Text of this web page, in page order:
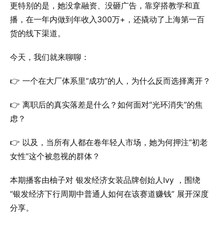
更特别的是，她没拿融资、没砸广告，靠穿搭教学和直
播，在一年内做到年收入300万+，还撬动了上海第一百
货的线下渠道。
今天，我们就来聊聊：
👉 一个在大厂体系里“成功”的人，为什么反而选择离开？
👉 离职后的真实落差是什么？如何面对“光环消失”的焦
虑？
👉 以及，当所有人都在卷年轻人市场，她为何押注“初老
女性”这个被忽视的群体？
本期播客由柚子对 银发经济女装品牌创始人Ivy ，围绕
“银发经济下行周期中普通人如何在该赛道赚钱” 展开深度
分享。